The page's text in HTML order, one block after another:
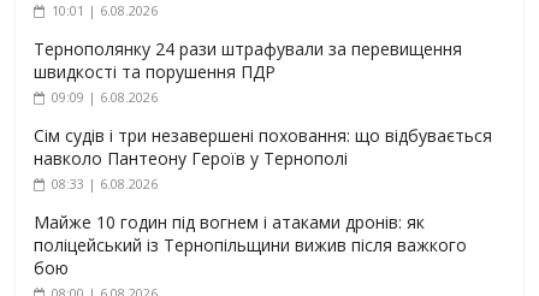
10:01 | 6.08.2026
Тернополянку 24 рази штрафували за перевищення
швидкості та порушення ПДР
09:09 | 6.08.2026
Сім судів і три незавершені поховання: що відбувається
навколо Пантеону Героїв у Тернополі
08:33 | 6.08.2026
Майже 10 годин під вогнем і атаками дронів: як
поліцейський із Тернопільщини вижив після важкого
бою